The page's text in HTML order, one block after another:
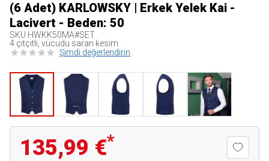
(6 Adet) KARLOWSKY | Erkek Yelek Kai -
Lacivert - Beden: 50
SKU HWKK50MA#SET
4 çıtçıtlı, vücudu saran kesim
Şimdi değerlendirin
135,99 €*